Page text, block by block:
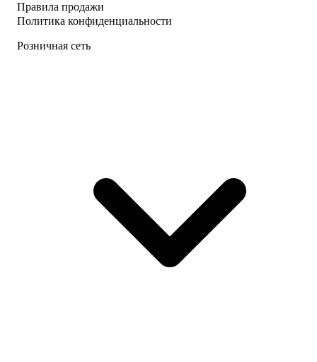
Правила продажи
Политика конфиденциальности
Розничная сеть